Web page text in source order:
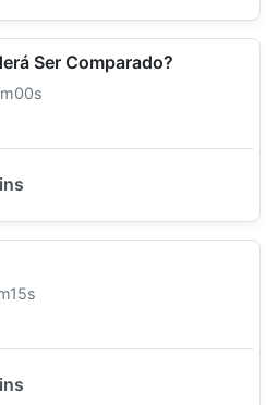
Ser Comparado?